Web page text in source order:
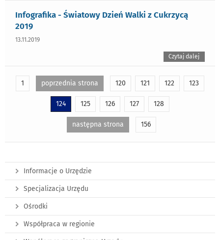
Infografika - Światowy Dzień Walki z Cukrzycą
2019
13.11.2019
Czytaj dalej
1 poprzednia strona 120 121 122 123
124 125 126 127 128
następna strona 156
Informacje o Urzędzie
Specjalizacja Urzędu
Ośrodki
Współpraca w regionie